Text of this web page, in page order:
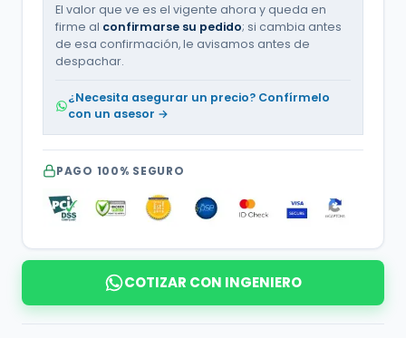
El valor que ve es el vigente ahora y queda en
firme al confirmarse su pedido; si cambia antes
de esa confirmación, le avisamos antes de
despachar.
¿Necesita asegurar un precio? Confírmelo
con un asesor →
PAGO 100% SEGURO
COTIZAR CON INGENIERO